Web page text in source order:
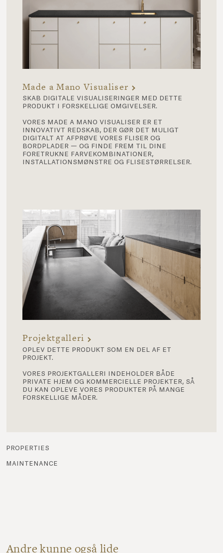
Made a Mano Visualiser
skab digitale visualiseringer med dette
produkt i forskellige omgivelser.
vores made a mano visualiser er et
innovativt redskab, der gør det muligt
digitalt at afprøve vores fliser og
bordplader — og finde frem til dine
foretrukne farvekombinationer,
installationsmønstre og flisestørrelser.
Projektgalleri
oplev dette produkt som en del af et
projekt.
vores projektgalleri indeholder både
private hjem og kommercielle projekter, så
du kan opleve vores produkter på mange
forskellige måder.
properties
maintenance
Andre kunne også lide